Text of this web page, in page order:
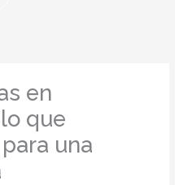
en
que
una